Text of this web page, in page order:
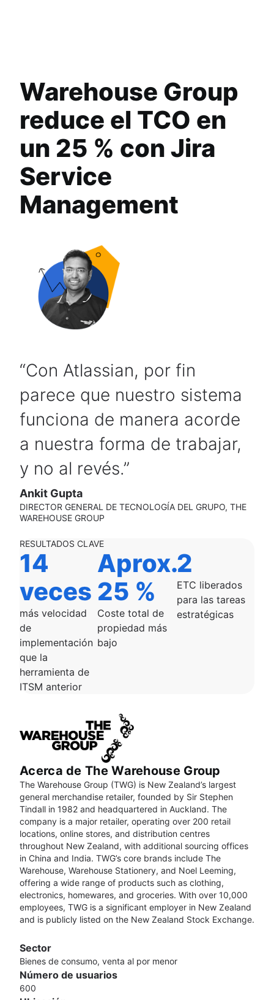
Warehouse Group
reduce el TCO en
un 25 % con Jira
Service
Management
Con Atlassian, por fin
parece que nuestro sistema
funciona de manera acorde
a nuestra forma de trabajar,
y no al revés.
Ankit Gupta
DIRECTOR GENERAL DE TECNOLOGÍA DEL GRUPO, THE
WAREHOUSE GROUP
RESULTADOS CLAVE
14
veces
más velocidad
de
implementación
que la
herramienta de
ITSM anterior
Aprox.
25 %
Coste total de
propiedad más
bajo
2
ETC liberados
para las tareas
estratégicas
Acerca de The Warehouse Group
The Warehouse Group (TWG) is New Zealand’s largest
general merchandise retailer, founded by Sir Stephen
Tindall in 1982 and headquartered in Auckland. The
company is a major retailer, operating over 200 retail
locations, online stores, and distribution centres
throughout New Zealand, with additional sourcing offices
in China and India. TWG’s core brands include The
Warehouse, Warehouse Stationery, and Noel Leeming,
offering a wide range of products such as clothing,
electronics, homewares, and groceries. With over 10,000
employees, TWG is a significant employer in New Zealand
and is publicly listed on the New Zealand Stock Exchange.
Sector
Bienes de consumo, venta al por menor
Número de usuarios
600